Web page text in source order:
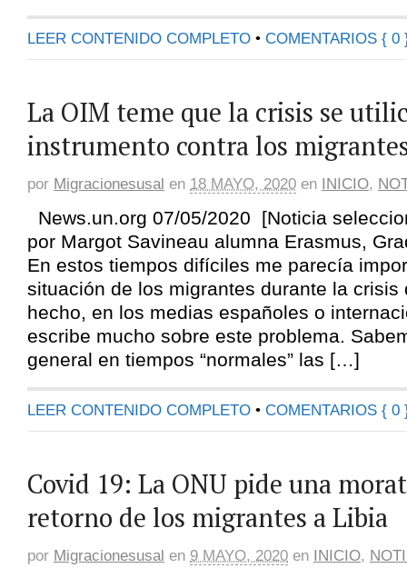
LEER CONTENIDO COMPLETO • COMENTARIOS { 0
La OIM teme que la crisis se
instrumento contra los
por Migracionesusal en 18 MAYO, 2020 en INICIO,
News.un.org 07/05/2020 [Noticia
por Margot Savineau alumna Erasmus,
En estos tiempos difíciles me parecía
situación de los migrantes durante la crisis
hecho, en los medias españoles o
escribe mucho sobre este problema.
general en tiempos “normales” las […]
LEER CONTENIDO COMPLETO • COMENTARIOS { 0
Covid 19: La ONU pide una
retorno de los migrantes a Libia
por Migracionesusal en 9 MAYO, 2020 en INICIO,